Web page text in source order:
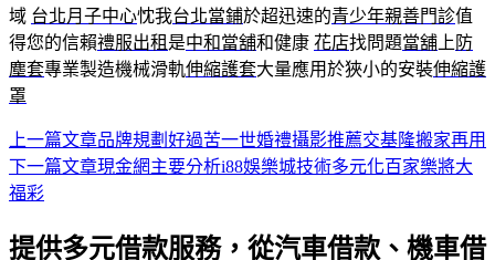
域 台北月子中心忱我台北當鋪於超迅速的青少年親善門診值
得您的信賴禮服出租 是中和當舖和健康 花店找問題當舖 上 防
塵套專業製造機械滑軌伸縮護套大量應用於狹小的安裝伸縮護
罩
文
章
上一篇文章品牌規劃好過苦一世婚禮攝影推薦交基隆搬家再用
下一篇文章現金網主要分析i88娛樂城技術多元化百家樂將大
福彩
提供多元借款服務，從汽車借款、機車借